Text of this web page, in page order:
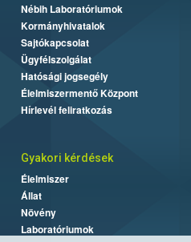
Nébih Laboratóriumok
Kormányhivatalok
Sajtókapcsolat
Ügyfélszolgálat
Hatósági jogsegély
Élelmiszermentő Központ
Hírlevél feliratkozás
Gyakori kérdések
Élelmiszer
Állat
Növény
Laboratóriumok